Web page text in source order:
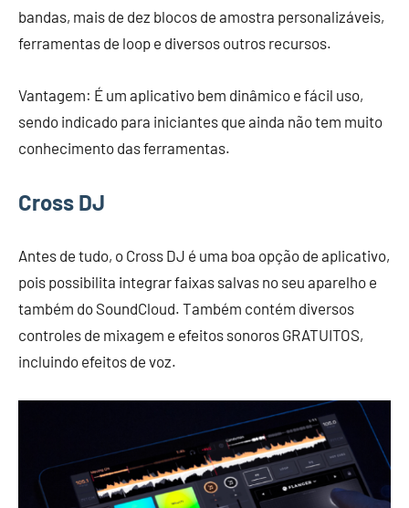
bandas, mais de dez blocos de amostra personalizáveis,
ferramentas de loop e diversos outros recursos.
Vantagem: É um aplicativo bem dinâmico e fácil uso,
sendo indicado para iniciantes que ainda não tem muito
conhecimento das ferramentas.
Cross DJ
Antes de tudo, o Cross DJ é uma boa opção de aplicativo,
pois possibilita integrar faixas salvas no seu aparelho e
também do SoundCloud. Também contém diversos
controles de mixagem e efeitos sonoros GRATUITOS,
incluindo efeitos de voz.